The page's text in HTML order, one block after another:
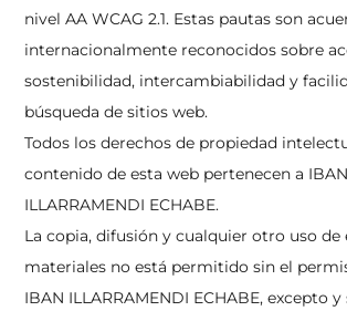
nivel AA WCAG 2.1. Estas pautas son
internacionalmente reconocidos sobre
sostenibilidad, intercambiabilidad y
búsqueda de sitios web.
Todos los derechos de propiedad
contenido de esta web pertenecen a IBAN
ILLARRAMENDI ECHABE.
La copia, difusión y cualquier otro uso de
materiales no está permitido sin el
IBAN ILLARRAMENDI ECHABE, excepto